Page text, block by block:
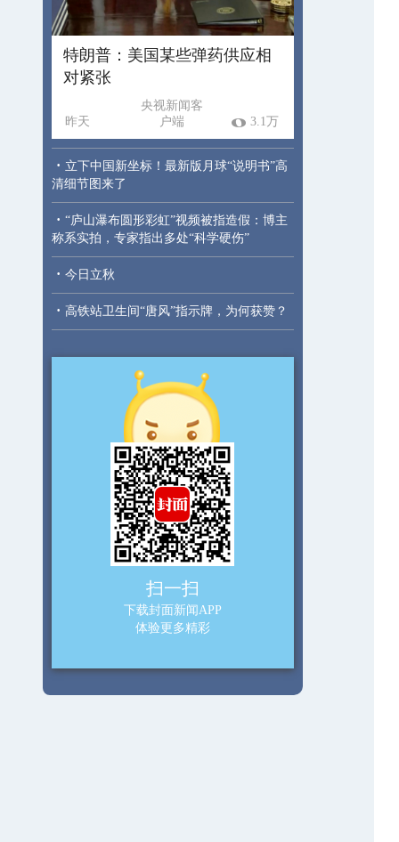
特朗普：美国某些弹药供应相
对紧张
昨天
央视新闻客
户端
3.1万
· 立下中国新坐标！最新版月球“说明书”高
清细节图来了
· “庐山瀑布圆形彩虹”视频被指造假：博主
称系实拍，专家指出多处“科学硬伤”
· 今日立秋
· 高铁站卫生间“唐风”指示牌，为何获赞？
扫一扫
下载封面新闻APP
体验更多精彩